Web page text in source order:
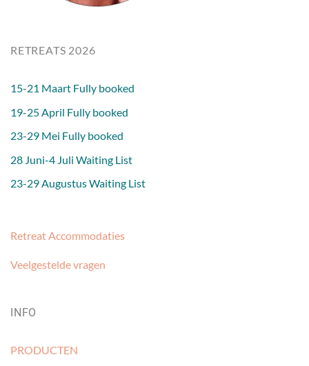
RETREATS 2026
15-21 Maart Fully booked
19-25 April Fully booked
23-29 Mei Fully booked
28 Juni-4 Juli Waiting List
23-29 Augustus Waiting List
Retreat Accommodaties
Veelgestelde vragen
INFO
PRODUCTEN